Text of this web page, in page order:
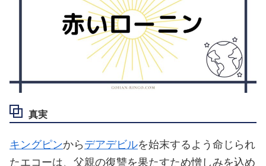
真実
キングピンから デアデビルを始末するよう命じられ
たエコーは、父親の復讐を果たすため憎しみを込め